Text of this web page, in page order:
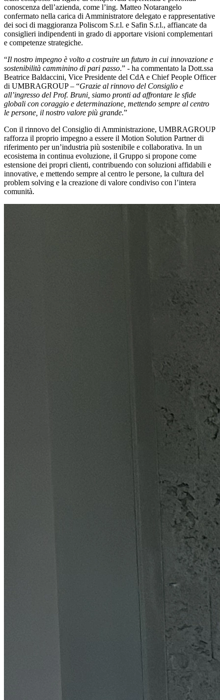
conoscenza dell’azienda, come l’ing. Matteo Notarangelo
confermato nella carica di Amministratore delegato e rappresentative
dei soci di maggioranza Poliscom S.r.l. e Safin S.r.l., affiancate da
consiglieri indipendenti in grado di apportare visioni complementari
e competenze strategiche.
“Il nostro impegno è volto a costruire un futuro in cui innovazione e
sostenibilità camminino di pari passo.” - ha commentato la Dott.ssa
Beatrice Baldaccini, Vice Presidente del CdA e Chief People Officer
di UMBRAGROUP – “Grazie al rinnovo del Consiglio e
all’ingresso del Prof. Bruni, siamo pronti ad affrontare le sfide
globali con coraggio e determinazione, mettendo sempre al centro
le persone, il nostro valore più grande.”
Con il rinnovo del Consiglio di Amministrazione, UMBRAGROUP
rafforza il proprio impegno a essere il Motion Solution Partner di
riferimento per un’industria più sostenibile e collaborativa. In un
ecosistema in continua evoluzione, il Gruppo si propone come
estensione dei propri clienti, contribuendo con soluzioni affidabili e
innovative, e mettendo sempre al centro le persone, la cultura del
problem solving e la creazione di valore condiviso con l’intera
comunità.